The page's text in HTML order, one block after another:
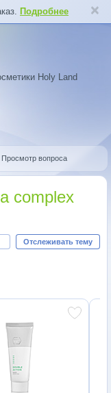
Подробнее
Holy Land
Просмотр вопроса
complex
Отслеживать тему